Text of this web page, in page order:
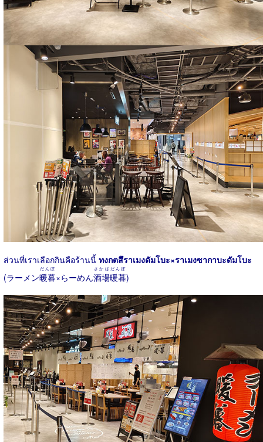
ส่วนที่เราเลือกกินคือร้านนี้ ทงกตสึราเมงดัมโบะ×ราเมงซากาบะดัมโบะ
(ラーメン暖暮
だんぼ
×らーめん酒場暖暮
さかばだんぼ
)